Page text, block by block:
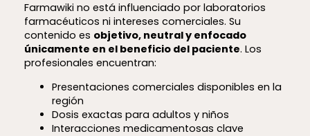
Farmawiki no está influenciado por laboratorios
farmacéuticos ni intereses comerciales. Su
contenido es objetivo, neutral y enfocado
únicamente en el beneficio del paciente. Los
profesionales encuentran:
Presentaciones comerciales disponibles en la
región
Dosis exactas para adultos y niños
Interacciones medicamentosas clave